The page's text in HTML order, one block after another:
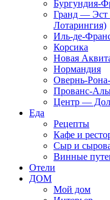
Бургундия-
Гранд — Эст
Лотарингия)
Иль-де-
Корсика
Новая
Нормандия
Овернь-
Прованс-
Центр —
Еда
Рецепты
Кафе и
Сыр и
Винные
Отели
ДОМ
Мой дом